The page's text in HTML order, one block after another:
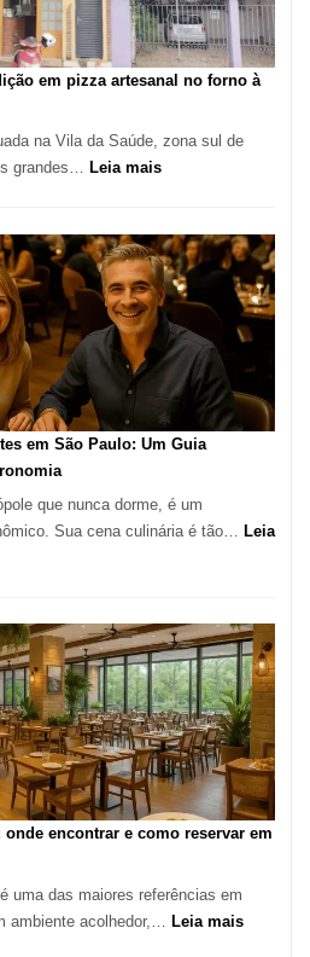
em pizza artesanal no forno à
na Vila da Saúde, zona sul de
grandes… Leia mais:
Pizzaria:
tradição
em
pizza
artesanal
forno
à
Vila
da
em São Paulo: Um Guia
que nunca dorme, é um
Sua cena culinária é tão… Leia
encontrar e como reservar em
uma das maiores referências em
ambiente acolhedor,…
Leia mais: